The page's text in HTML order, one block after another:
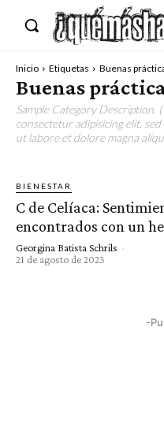
Inicio Etiquetas Buenas
Buenas
Sample Category Description.
consectetur adipisicing elit,
ut labore et dolore magna
BIENESTAR
C de Celíaca:
encontrados con un
Georgina Batista Schrils -
21 de agosto de 2023
-